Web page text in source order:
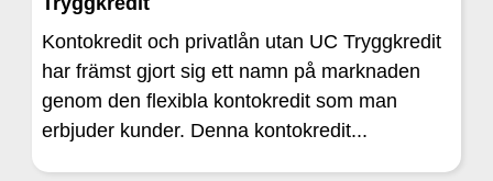
Kontokredit och privatlån utan UC Tryggkredit
har främst gjort sig ett namn på marknaden
genom den flexibla kontokredit som man
erbjuder kunder. Denna kontokredit...